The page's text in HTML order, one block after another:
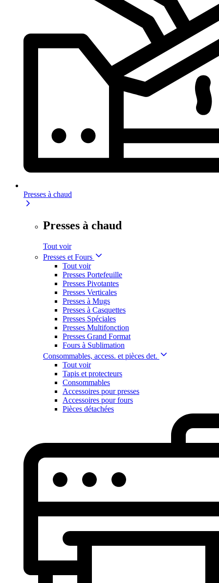
Presses à chaud
Presses à chaud
Tout voir
Presses et Fours
Tout voir
Presses Portefeuille
Presses Pivotantes
Presses Verticales
Presses à Mugs
Presses à Casquettes
Presses Spéciales
Presses Multifonction
Presses Grand Format
Fours à Sublimation
Consommables, access. et pièces det.
Tout voir
Tapis et protecteurs
Consommables
Accessoires pour presses
Accessoires pour fours
Pièces détachées